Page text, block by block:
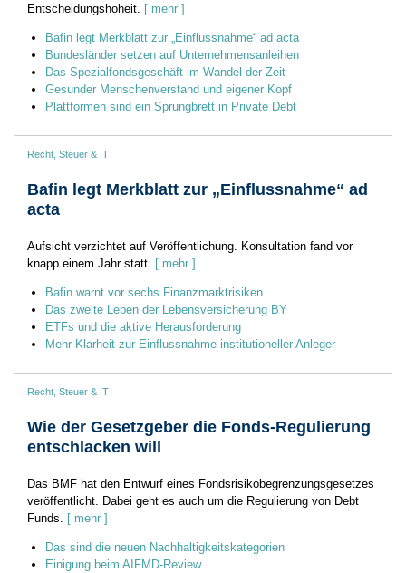
Entscheidungshoheit. [ mehr ]
Bafin legt Merkblatt zur „Einflussnahme“ ad acta
Bundesländer setzen auf Unternehmensanleihen
Das Spezialfondsgeschäft im Wandel der Zeit
Gesunder Menschenverstand und eigener Kopf
Plattformen sind ein Sprungbrett in Private Debt
Recht, Steuer & IT
Bafin legt Merkblatt zur „Einflussnahme“ ad
acta
Aufsicht verzichtet auf Veröffentlichung. Konsultation fand vor
knapp einem Jahr statt. [ mehr ]
Bafin warnt vor sechs Finanzmarktrisiken
Das zweite Leben der Lebensversicherung BY
ETFs und die aktive Herausforderung
Mehr Klarheit zur Einflussnahme institutioneller Anleger
Recht, Steuer & IT
Wie der Gesetzgeber die Fonds-Regulierung
entschlacken will
Das BMF hat den Entwurf eines Fondsrisikobegrenzungsgesetzes
veröffentlicht. Dabei geht es auch um die Regulierung von Debt
Funds. [ mehr ]
Das sind die neuen Nachhaltigkeitskategorien
Einigung beim AIFMD-Review